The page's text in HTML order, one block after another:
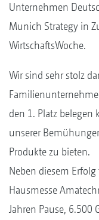
Unternehmen
Munich Strategy in
WirtschaftsWoche.
Wir sind sehr stolz
den 1. Platz
unserer
Produkte zu bieten.
Neben diesem
Hausmesse
Jahren Pause, 6.500